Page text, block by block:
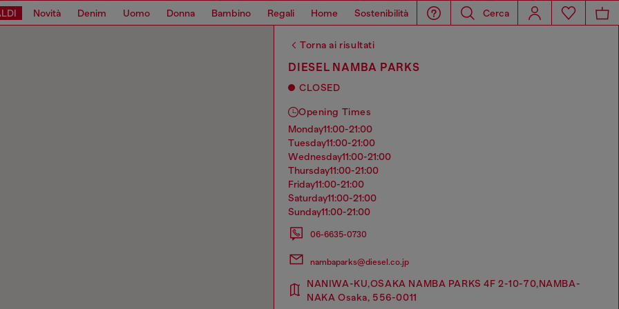
Novità Denim Uomo Donna Bambino Regali Home Sostenibilità Cerca
Torna ai risultati
DIESEL NAMBA PARKS
CLOSED
Opening Times
monday11:00-21:00
tuesday11:00-21:00
wednesday11:00-21:00
thursday11:00-21:00
friday11:00-21:00
saturday11:00-21:00
sunday11:00-21:00
06-6635-0730
nambaparks@diesel.co.jp
NANIWA-KU,OSAKA NAMBA PARKS 4F 2-10-70,NAMBA-
NAKA Osaka, 556-0011